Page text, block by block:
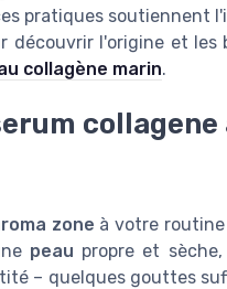
pratiques soutiennent
découvrir l'origine et
collagène marin.
collagene
zone à votre
peau propre et
– quelques gouttes